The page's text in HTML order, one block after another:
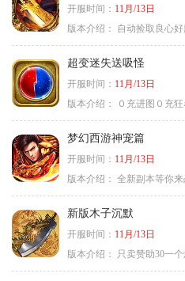
开服时间： 11月/13日
版本介绍：
自动捡取良心
超变迷失送吸怪
开服时间： 11月/13日
版本介绍：
０充进图０充
梦幻西游神宠篇
开服时间： 11月/13日
版本介绍： 全新副本等你
新版木子沉默
开服时间： 11月/13日
版本介绍：
只卖赞助30一